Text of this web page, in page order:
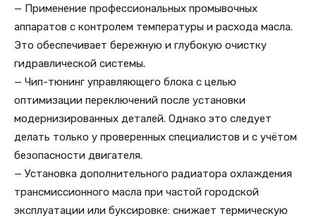
— Применение профессиональных промывочных
аппаратов с контролем температуры и расхода масла.
Это обеспечивает бережную и глубокую очистку
гидравлической системы.
— Чип-тюнинг управляющего блока с целью
оптимизации переключений после установки
модернизированных деталей. Однако это следует
делать только у проверенных специалистов и с учётом
безопасности двигателя.
— Установка дополнительного радиатора охлаждения
трансмиссионного масла при частой городской
эксплуатации или буксировке: снижает термическую